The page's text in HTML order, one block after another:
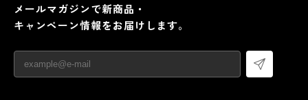
メールマガジンで新商品・
キャンペーン情報をお届けします。